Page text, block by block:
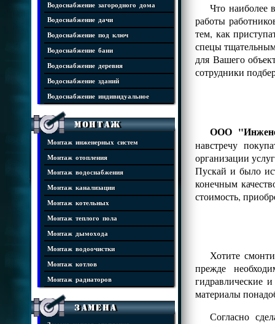
Водоснабжение загородного дома
Водоснабжение дачи
Водоснабжение под ключ
Водоснабжение бани
Водоснабжение деревня
Водоснабжение зданий
Водоснабжение индивидуальное
Монтаж
Монтаж инженерных систем
Монтаж отопления
Монтаж водоснабжения
Монтаж канализации
Монтаж котельных
Монтаж теплого пола
Монтаж дымохода
Монтаж водоочистки
Монтаж котлов
Монтаж радиаторов
Замена
Что наиболее
работы
тем, как
спецы
для Вашего
сотрудники
ООО
навстречу
организации
Пускай и было
конечным
стоимость,
Хотите
прежде
гидравлические
материалы
Согласно